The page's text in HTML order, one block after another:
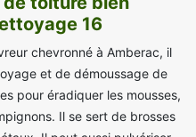
16
chevronné à Amberac, il
et de démoussage de
pour éradiquer les mousses,
Il se sert de brosses